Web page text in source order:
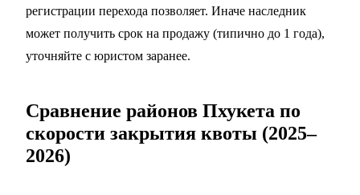
регистрации перехода позволяет. Иначе наследник
может получить срок на продажу (типично до 1 года),
уточняйте с юристом заранее.
Сравнение районов Пхукета по
скорости закрытия квоты (2025–
2026)